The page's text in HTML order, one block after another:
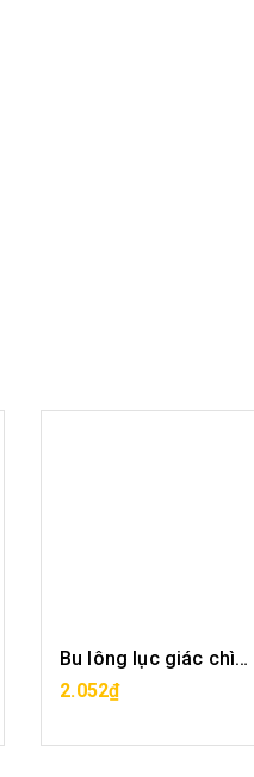
Bu lông lục giác chìm inox 316-M3x8
2.052₫